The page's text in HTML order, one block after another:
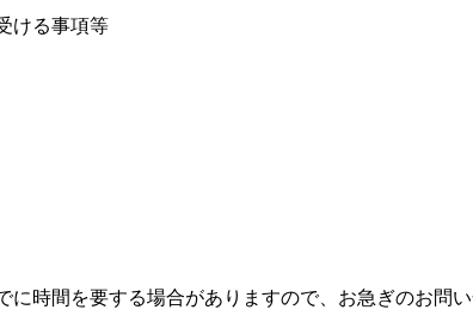
ける事項等
時間を要する場合がありますので、お急ぎのお問